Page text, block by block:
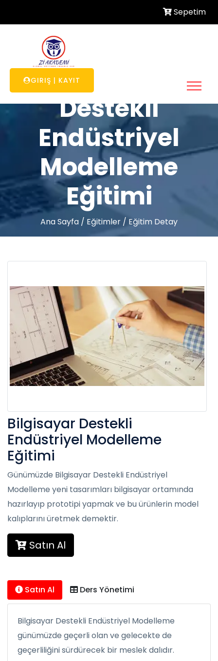
Sepetim
GIRIŞ | KAYIT
Bilgisayar
Destekli
Endüstriyel
Modelleme
Eğitimi
Ana Sayfa / Eğitimler / Eğitim Detay
Bilgisayar Destekli
Endüstriyel Modelleme
Eğitimi
Günümüzde Bilgisayar Destekli Endüstriyel
Modelleme yeni tasarımları bilgisayar ortamında
hazırlayıp prototipi yapmak ve bu ürünlerin model
kalıplarını üretmek demektir.
Satın Al
Satın Al Ders Yönetimi
Bilgisayar Destekli Endüstriyel Modelleme
günümüzde geçerli olan ve gelecekte de
geçerliliğini sürdürecek bir meslek dalıdır.